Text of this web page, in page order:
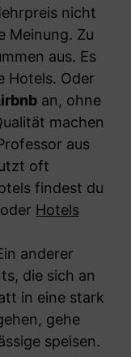
nicht
Meinung. Zu
aus. Es
Hotels. Oder
an, ohne
machen
aus
oft
findest du
Hotels
anderer
die sich an
in eine stark
gehe
speisen.